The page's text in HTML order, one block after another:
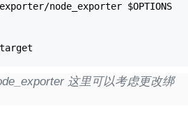
node_exporter $OPTIONS
这里可以考虑更改绑